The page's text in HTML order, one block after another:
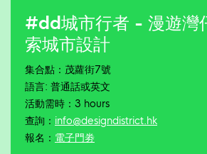
#dd城市行者 - 漫遊灣
索城市設計
集合點：茂蘿街7號
語言: 普通話或英文
活動需時：3 hours
查詢： info@designdistrict.hk
報名： 電子門劵